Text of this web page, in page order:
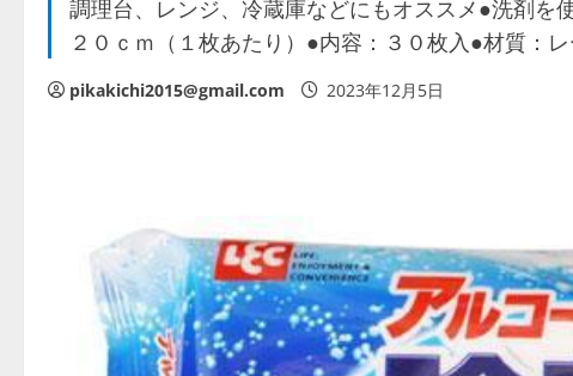
調理台、レンジ、冷蔵庫などにもオススメ●洗剤を
２０ｃｍ（１枚あたり）●内容：３０枚入●材質：
pikakichi2015@gmail.com 2023年12月5日